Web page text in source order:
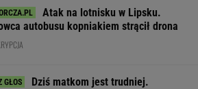
Atak na lotnisku w Lipsku.
autobusu kopniakiem strącił drona
Dziś matkom jest trudniej.